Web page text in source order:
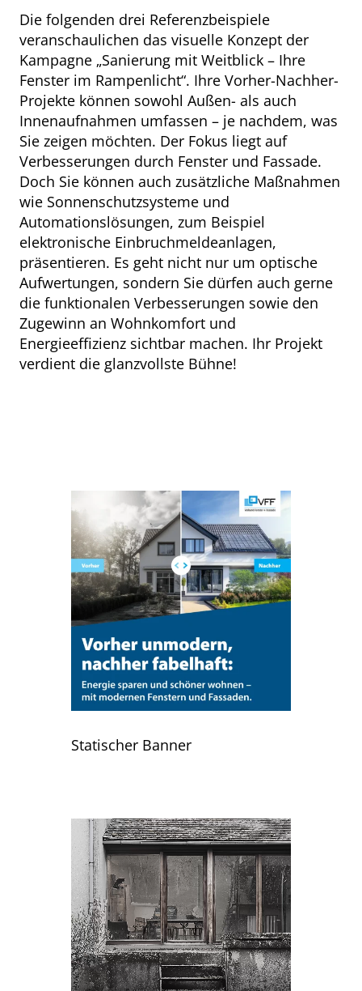
Die folgenden drei Referenzbeispiele
veranschaulichen das visuelle Konzept der
Kampagne „Sanierung mit Weitblick – Ihre
Fenster im Rampenlicht“. Ihre Vorher-Nachher-
Projekte können sowohl Außen- als auch
Innenaufnahmen umfassen – je nachdem, was
Sie zeigen möchten. Der Fokus liegt auf
Verbesserungen durch Fenster und Fassade.
Doch Sie können auch zusätzliche Maßnahmen
wie Sonnenschutzsysteme und
Automationslösungen, zum Beispiel
elektronische Einbruchmeldeanlagen,
präsentieren. Es geht nicht nur um optische
Aufwertungen, sondern Sie dürfen auch gerne
die funktionalen Verbesserungen sowie den
Zugewinn an Wohnkomfort und
Energieeffizienz sichtbar machen. Ihr Projekt
verdient die glanzvollste Bühne!
Statischer Banner